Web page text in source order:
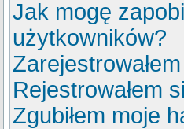
Jak mogę
użytkowników?
Rejestrowałem
Zgubiłem moje